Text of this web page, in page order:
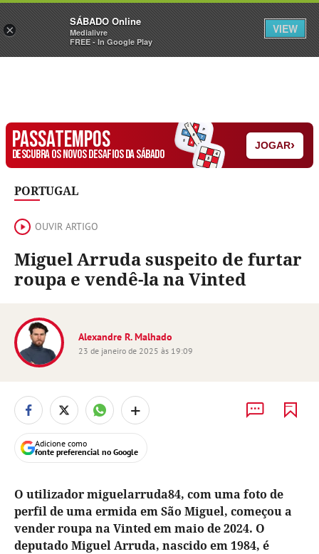
Sábado Assine Iniciar Sessão
PASSATEMPOS
DESCUBRA OS NOVOS DESAFIOS DA SÁBADO
JOGAR›
PORTUGAL
OUVIR ARTIGO
Miguel Arruda suspeito de furtar
roupa e vendê-la na Vinted
Alexandre R. Malhado
23 de janeiro de 2025 às 19:09
+
Adicione como
fonte preferencial no Google
O utilizador miguelarruda84, com uma foto de
perfil de uma ermida em São Miguel, começou a
vender roupa na Vinted em maio de 2024. O
deputado Miguel Arruda, nascido em 1984, é
×
SÁBADO Online
Medialivre
FREE - In Google Play
VIEW